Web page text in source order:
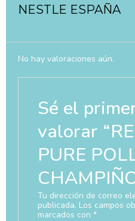
NESTLE ESPAÑA
No hay valoraciones aún.
Sé el
valorar
PURE
Tu dirección de correo
publicada. Los campos
marcados con *